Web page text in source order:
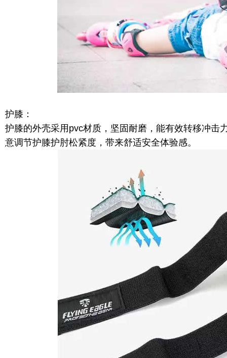
护膝：
护膝的外壳采用pvc材质，坚固耐磨，能有效转移冲击
意调节护膝护肘松紧度，带来舒适安全体验感。